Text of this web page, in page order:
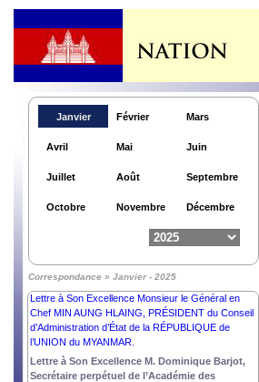
Janvier Février Mars
Avril Mai Juin
Juillet Août Septembre
Octobre Novembre Décembre
Correspondance » Janvier - 2025
KIRO, GOUVERNEURE GÉNÉRALE de la
Lettre à Son Excellence Monsieur ANURA KUMARA
DISSANAYAKE, PRÉSIDENT de la RÉPUBLIQUE
Lettre à Son Excellence Madame DROUPADI
MURMU, PRÉSIDENTE de la RÉPUBLIQUE de
l’INDE.
MOSTYN AC, GOUVERNEURE GÉNÉRALE du
AL SISI, PRÉSIDENT de la RÉPUBLIQUE ARABE
Lettre à Son Excellence Dr Devyani Khobragade,
Ancienne Ambassadrice Extraordinaire et
Plénipotentiaire de la République de l’Inde auprès du
Royaume du Cambodge.
Lettre à Son Excellence Monsieur le Général en
Chef MIN AUNG HLAING, PRÉSIDENT du Conseil
d’Administration d’État de la RÉPUBLIQUE de
l’UNION du MYANMAR.
Lettre à Son Excellence M. Dominique Barjot,
Secrétaire perpétuel de l’Académie des